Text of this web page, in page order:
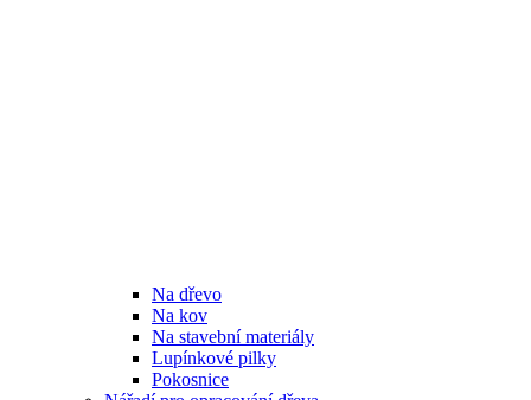
Na dřevo
Na kov
Na stavební materiály
Lupínkové pilky
Pokosnice